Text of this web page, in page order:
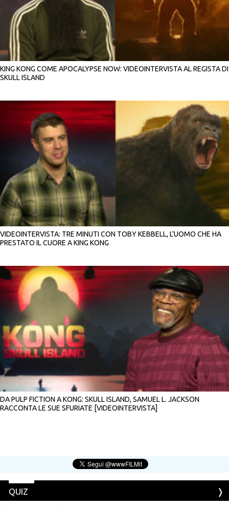
KING KONG COME APOCALYPSE NOW: VIDEOINTERVISTA AL REGISTA DI
SKULL ISLAND
VIDEOINTERVISTA: TRE MINUTI CON TOBY KEBBELL, L'UOMO CHE HA
PRESTATO IL CUORE A KING KONG
DA PULP FICTION A KONG: SKULL ISLAND, SAMUEL L. JACKSON
RACCONTA LE SUE SFURIATE [VIDEOINTERVISTA]
QUIZ